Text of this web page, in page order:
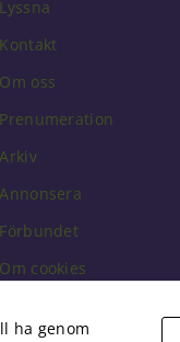
Lyssna
Kontakt
Om oss
Prenumeration
Arkiv
Annonsera
Förbundet
Om cookies
ha genom